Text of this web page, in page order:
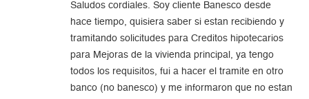
Saludos cordiales. Soy cliente Banesco desde
hace tiempo, quisiera saber si estan recibiendo y
tramitando solicitudes para Creditos hipotecarios
para Mejoras de la vivienda principal, ya tengo
todos los requisitos, fui a hacer el tramite en otro
banco (no banesco) y me informaron que no estan